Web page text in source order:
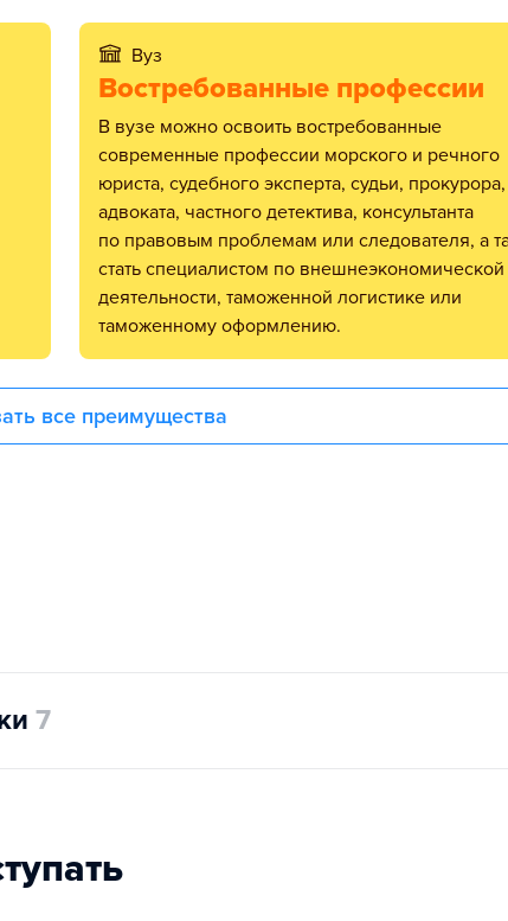
Вуз
Востребованные профессии
В вузе можно освоить востребованные
современные профессии морского и речного
юриста, судебного эксперта, судьи, прокурора,
адвоката, частного детектива, консультанта
по правовым проблемам или следователя, а
стать специалистом по внешнеэкономической
деятельности, таможенной логистике или
таможенному оформлению.
все преимущества
7